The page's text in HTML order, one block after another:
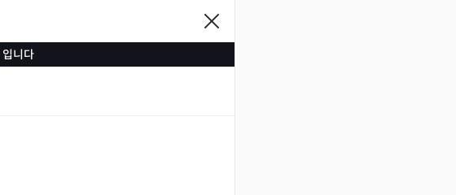
입니다